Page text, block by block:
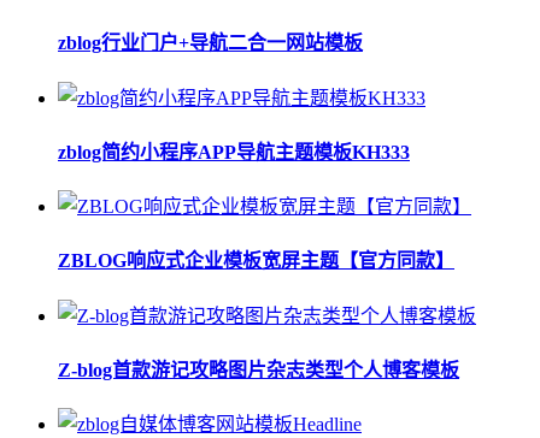
zblog行业门户+导航二合一网站模板
zblog简约小程序APP导航主题模板KH333
ZBLOG响应式企业模板宽屏主题【官方同款】
Z-blog首款游记攻略图片杂志类型个人博客模板